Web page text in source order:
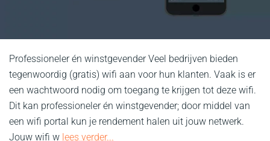
Professioneler én winstgevender Veel bedrijven bieden
tegenwoordig (gratis) wifi aan voor hun klanten. Vaak is er
een wachtwoord nodig om toegang te krijgen tot deze wifi.
Dit kan professioneler én winstgevender; door middel van
een wifi portal kun je rendement halen uit jouw netwerk.
Jouw wifi w lees verder...